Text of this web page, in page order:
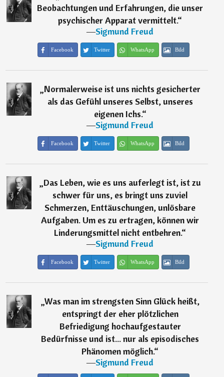
Beobachtungen und Erfahrungen, die unser
psychischer Apparat vermittelt.“
―Sigmund Freud
Facebook Twitter WhatsApp Bild
„Normalerweise ist uns nichts gesicherter
als das Gefühl unseres Selbst, unseres
eigenen Ichs.“
―Sigmund Freud
Facebook Twitter WhatsApp Bild
„Das Leben, wie es uns auferlegt ist, ist zu
schwer für uns, es bringt uns zuviel
Schmerzen, Enttäuschungen, unlösbare
Aufgaben. Um es zu ertragen, können wir
Linderungsmittel nicht entbehren.“
―Sigmund Freud
Facebook Twitter WhatsApp Bild
„Was man im strengsten Sinn Glück heißt,
entspringt der eher plötzlichen
Befriedigung hochaufgestauter
Bedürfnisse und ist... nur als episodisches
Phänomen möglich.“
―Sigmund Freud